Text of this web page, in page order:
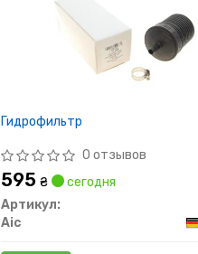
Гидрофильтр
0 отзывов
595₴
сегодня
Артикул:
Aic